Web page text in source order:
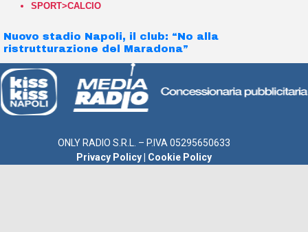
SPORT>CALCIO
Nuovo stadio Napoli, il club: “No alla
ristrutturazione del Maradona”
ONLY RADIO S.R.L. – P.IVA 05295650633
Privacy Policy
Cookie Policy